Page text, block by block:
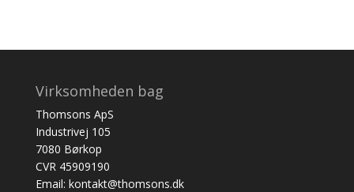
Virksomheden bag
Thomsons ApS
Industrivej 105
7080 Børkop
CVR 45909190
Email: kontakt@thomsons.dk